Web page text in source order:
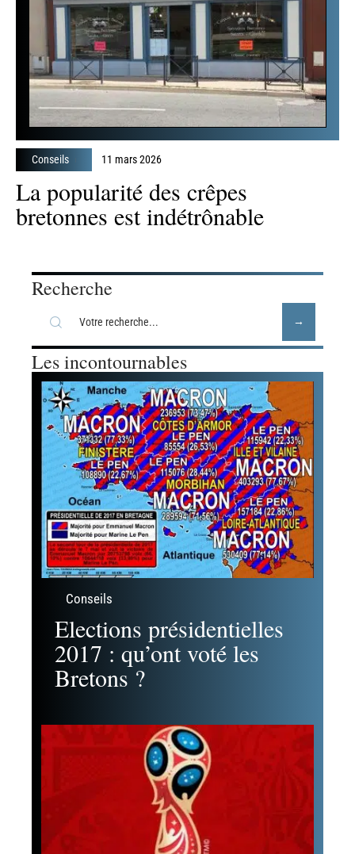
Conseils 11 mars 2026
La popularité des crêpes
bretonnes est indétrônable
Recherche
Les incontournables
Conseils
Elections présidentielles
2017 : qu’ont voté les
Bretons ?